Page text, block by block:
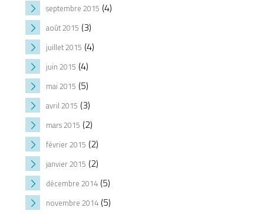
septembre 2015 (4)
août 2015 (3)
juillet 2015 (4)
juin 2015 (4)
mai 2015 (5)
avril 2015 (3)
mars 2015 (2)
février 2015 (2)
janvier 2015 (2)
décembre 2014(5)
novembre 2014(5)